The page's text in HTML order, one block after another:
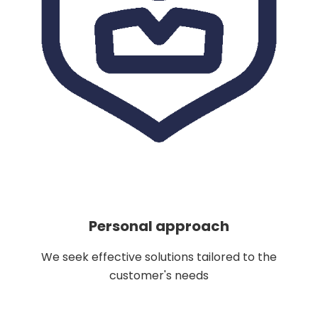
Personal approach
We seek effective solutions tailored to the
customer's needs